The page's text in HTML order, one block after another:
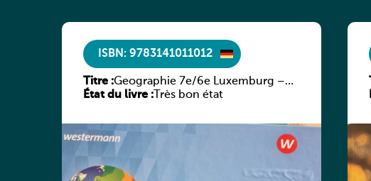
ISBN: 9783141011012
Titre :Geographie 7e/6e Luxemburg –
Diercke Praxis
État du livre : Très bon état